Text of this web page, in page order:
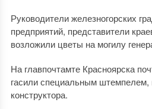
Руководители железногорских
предприятий, представители
возложили цветы на могилу
На главпочтамте Красноярска
гасили специальным
конструктора.